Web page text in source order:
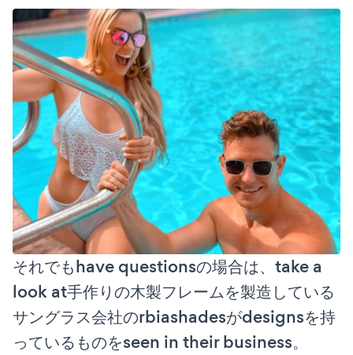
それでもhave questionsの場合は、take a
look at手作りの木製フレームを製造している
サングラス会社のrbiashadesがdesignsを持
っているものをseen in their business。